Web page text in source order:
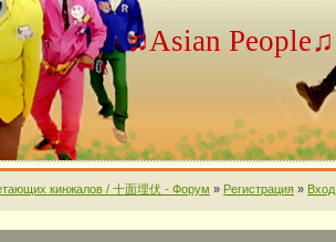
♫Asian People♫
кинжалов / 十面埋伏 - Форум » Регистрация » Вход